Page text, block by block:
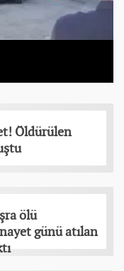
Öldürülen
ölü
günü atılan